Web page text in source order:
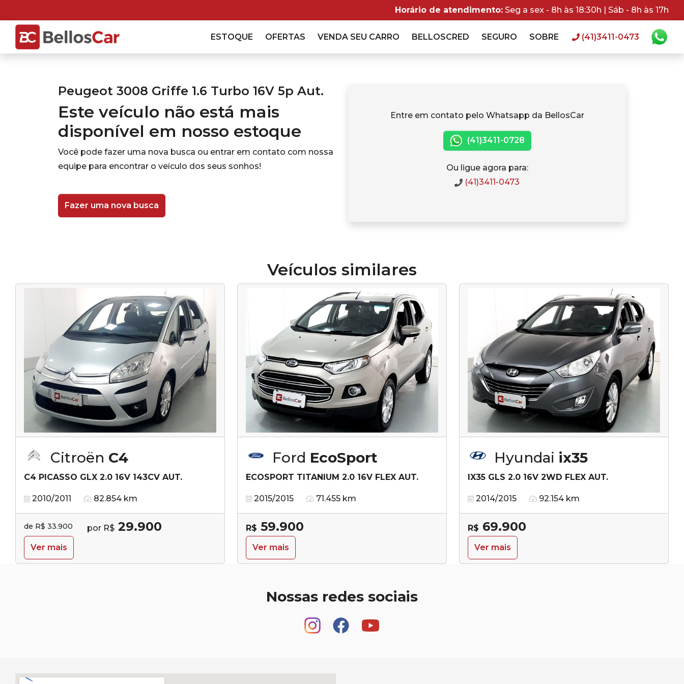
Horário de atendimento: Seg a sex - 8h às 18:30h | Sáb - 8h às 17h
ESTOQUE OFERTAS VENDA SEU CARRO BELLOSCRED SEGURO SOBRE (41)3411-0473
Peugeot 3008 Griffe 1.6 Turbo 16V 5p Aut.
Este veículo não está mais
disponível em nosso estoque
Você pode fazer uma nova busca ou entrar em contato com nossa
equipe para encontrar o veículo dos seus sonhos!
Fazer uma nova busca
Entre em contato pelo Whatsapp da BellosCar
(41)3411-0728
Ou ligue agora para:
(41)3411-0473
Veículos similares
Citroën C4
C4 PICASSO GLX 2.0 16V 143CV AUT.
2010/2011 82.854 km
de R$ 33.900 por R$ 29.900
Ver mais
Ford EcoSport
ECOSPORT TITANIUM 2.0 16V FLEX AUT.
2015/2015 71.455 km
R$ 59.900
Ver mais
Hyundai ix35
IX35 GLS 2.0 16V 2WD FLEX AUT.
2014/2015 92.154 km
R$ 69.900
Ver mais
Nossas redes sociais